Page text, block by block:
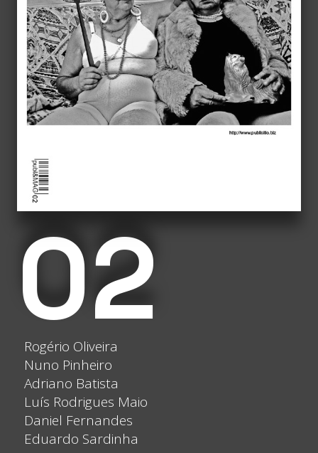
02
Rogério Oliveira
Nuno Pinheiro
Adriano Batista
Luís Rodrigues Maio
Daniel Fernandes
Eduardo Sardinha